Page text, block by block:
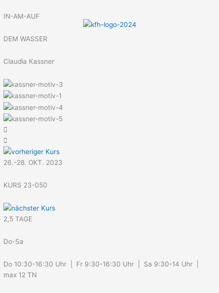
Inhalt
IN-AM-AUF
DEM WASSER
Claudia Kassner
26.-28. OKT. 2023
KURS 23-050
2,5 TAGE
Do-Sa
Do 10:30-16:30 Uhr | Fr 9:30-16:30 Uhr | Sa 9:30-14 Uhr |
max 12 TN